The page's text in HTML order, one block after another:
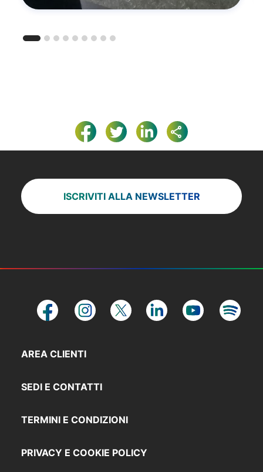
ISCRIVITI ALLA NEWSLETTER
AREA CLIENTI
SEDI E CONTATTI
TERMINI E CONDIZIONI
PRIVACY E COOKIE POLICY